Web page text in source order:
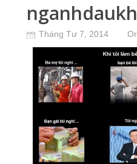
Tháng Tư 7, 2014